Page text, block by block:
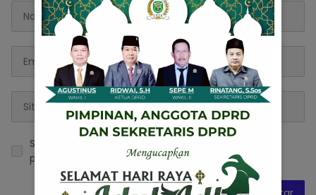
Simpan nama, email, dan situs web saya pada
peramban ini untuk komentar saya berikutnya.